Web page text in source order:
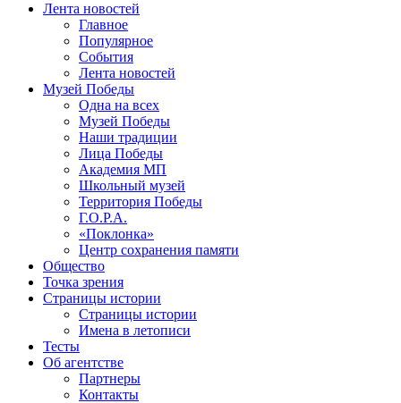
Лента новостей
Главное
Популярное
События
Лента новостей
Музей Победы
Одна на всех
Музей Победы
Наши традиции
Лица Победы
Академия МП
Школьный музей
Территория Победы
Г.О.Р.А.
«Поклонка»
Центр сохранения памяти
Общество
Точка зрения
Страницы истории
Страницы истории
Имена в летописи
Тесты
Об агентстве
Партнеры
Контакты